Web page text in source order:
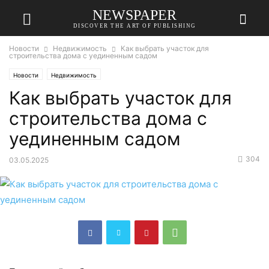
NEWSPAPER
DISCOVER THE ART OF PUBLISHING
Новости Недвижимость
Как выбрать участок для
строительства дома с уединенным садом
Новости Недвижимость
Как выбрать участок для
строительства дома с
уединенным садом
03.05.2025 304